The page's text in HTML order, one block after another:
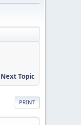
Next Topic
PRINT